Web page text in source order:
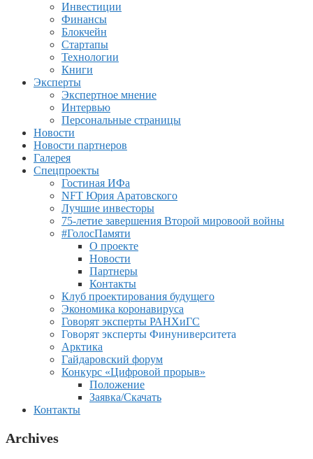
Инвестиции
Финансы
Блокчейн
Стартапы
Технологии
Книги
Эксперты
Экспертное мнение
Интервью
Персональные страницы
Новости
Новости партнеров
Галерея
Спецпроекты
Гостиная ИФа
NFT Юрия Аратовского
Лучшие инвесторы
75-летие завершения Второй мировоой войны
#ГолосПамяти
О проекте
Новости
Партнеры
Контакты
Клуб проектирования будущего
Экономика коронавируса
Говорят эксперты РАНХиГС
Говорят эксперты Финуниверситета
Арктика
Гайдаровский форум
Конкурс «Цифровой прорыв»
Положение
Заявка/Скачать
Контакты
Archives